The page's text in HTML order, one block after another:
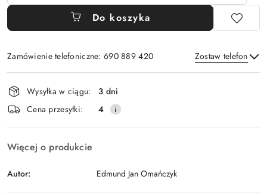
Do koszyka
Zamówienie telefoniczne: 690 889 420 Zostaw telefon
Wyślij
Dostępność
i
dostawa
Wysyłka w ciągu:
3 dni
Cena przesyłki:
4
Więcej o produkcie
Autor: Edmund Jan Omańczyk